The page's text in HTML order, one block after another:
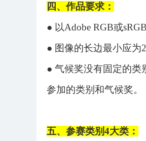
四、作品要求 ：
● 以Adobe RGB或
● 图像的长边最小应为
● 气候奖没有固定的类
参加的类别和气候奖。
五、参赛类别4大类 ：